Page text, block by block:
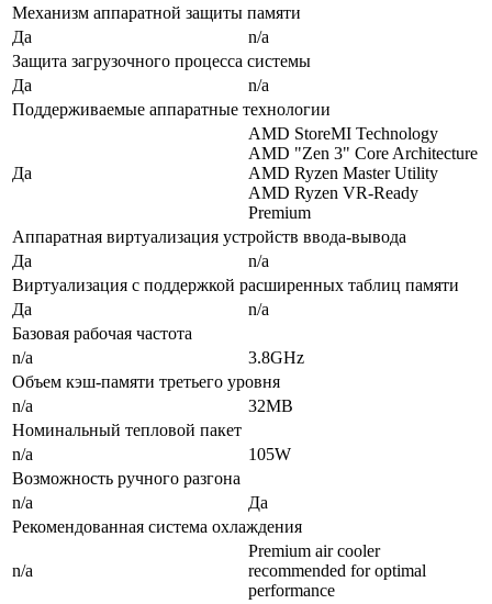
Механизм аппаратной защиты памяти
Да
n/a
Защита загрузочного процесса системы
Да
n/a
Поддерживаемые аппаратные технологии
Да
AMD StoreMI Technology
AMD "Zen 3" Core Architecture
AMD Ryzen Master Utility
AMD Ryzen VR-Ready
Premium
Аппаратная виртуализация устройств ввода-вывода
Да
n/a
Виртуализация с поддержкой расширенных таблиц памяти
Да
n/a
Базовая рабочая частота
n/a
3.8GHz
Объем кэш-памяти третьего уровня
n/a
32MB
Номинальный тепловой пакет
n/a
105W
Возможность ручного разгона
n/a
Да
Рекомендованная система охлаждения
n/a
Premium air cooler
recommended for optimal
performance